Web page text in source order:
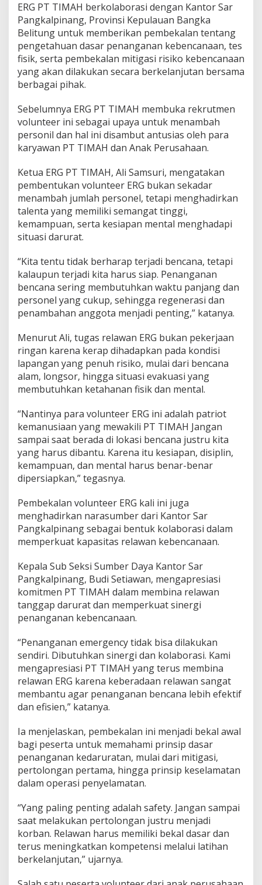
ERG PT TIMAH berkolaborasi dengan Kantor Sar
Pangkalpinang, Provinsi Kepulauan Bangka
Belitung untuk memberikan pembekalan tentang
pengetahuan dasar penanganan kebencanaan, tes
fisik, serta pembekalan mitigasi risiko kebencanaan
yang akan dilakukan secara berkelanjutan bersama
berbagai pihak.
Sebelumnya ERG PT TIMAH membuka rekrutmen
volunteer ini sebagai upaya untuk menambah
personil dan hal ini disambut antusias oleh para
karyawan PT TIMAH dan Anak Perusahaan.
Ketua ERG PT TIMAH, Ali Samsuri, mengatakan
pembentukan volunteer ERG bukan sekadar
menambah jumlah personel, tetapi menghadirkan
talenta yang memiliki semangat tinggi,
kemampuan, serta kesiapan mental menghadapi
situasi darurat.
“Kita tentu tidak berharap terjadi bencana, tetapi
kalaupun terjadi kita harus siap. Penanganan
bencana sering membutuhkan waktu panjang dan
personel yang cukup, sehingga regenerasi dan
penambahan anggota menjadi penting,” katanya.
Menurut Ali, tugas relawan ERG bukan pekerjaan
ringan karena kerap dihadapkan pada kondisi
lapangan yang penuh risiko, mulai dari bencana
alam, longsor, hingga situasi evakuasi yang
membutuhkan ketahanan fisik dan mental.
“Nantinya para volunteer ERG ini adalah patriot
kemanusiaan yang mewakili PT TIMAH Jangan
sampai saat berada di lokasi bencana justru kita
yang harus dibantu. Karena itu kesiapan, disiplin,
kemampuan, dan mental harus benar-benar
dipersiapkan,” tegasnya.
Pembekalan volunteer ERG kali ini juga
menghadirkan narasumber dari Kantor Sar
Pangkalpinang sebagai bentuk kolaborasi dalam
memperkuat kapasitas relawan kebencanaan.
Kepala Sub Seksi Sumber Daya Kantor Sar
Pangkalpinang, Budi Setiawan, mengapresiasi
komitmen PT TIMAH dalam membina relawan
tanggap darurat dan memperkuat sinergi
penanganan kebencanaan.
“Penanganan emergency tidak bisa dilakukan
sendiri. Dibutuhkan sinergi dan kolaborasi. Kami
mengapresiasi PT TIMAH yang terus membina
relawan ERG karena keberadaan relawan sangat
membantu agar penanganan bencana lebih efektif
dan efisien,” katanya.
Ia menjelaskan, pembekalan ini menjadi bekal awal
bagi peserta untuk memahami prinsip dasar
penanganan kedaruratan, mulai dari mitigasi,
pertolongan pertama, hingga prinsip keselamatan
dalam operasi penyelamatan.
“Yang paling penting adalah safety. Jangan sampai
saat melakukan pertolongan justru menjadi
korban. Relawan harus memiliki bekal dasar dan
terus meningkatkan kompetensi melalui latihan
berkelanjutan,” ujarnya.